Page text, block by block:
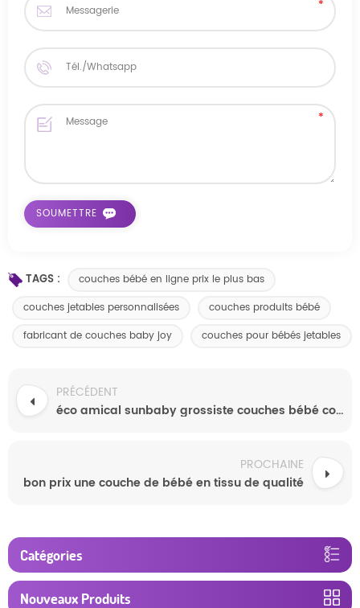
TAGS :
couches bébé en ligne prix le plus bas
couches jetables personnalisées
couches produits bébé
fabricant de couches baby joy
couches pour bébés jetables
PRÉCÉDENT
éco amical sunbaby grossiste couches bébé coton
PROCHAINE
bon prix une couche de bébé en tissu de qualité
Catégories
Nouveaux Produits